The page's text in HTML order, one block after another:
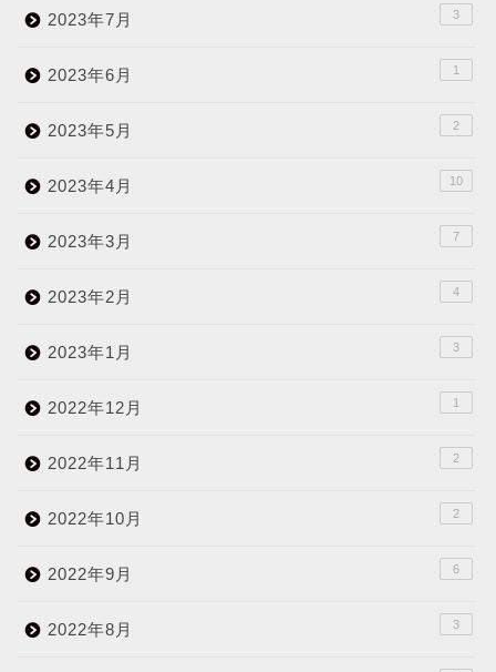
2023年7月 3
2023年6月 1
2023年5月 2
2023年4月 10
2023年3月 7
2023年2月 4
2023年1月 3
2022年12月 1
2022年11月 2
2022年10月 2
2022年9月 6
2022年8月 3